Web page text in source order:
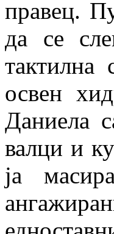
правец.
да се
тактилна
освен
Даниела
валци и
ја